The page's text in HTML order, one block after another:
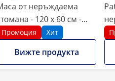
от неръждаема
- 120 x 60 см -
товароносимост 250 кг -
Промоция Хит
Вижте продукта
x